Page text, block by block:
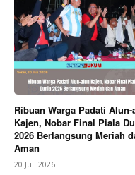
Ribuan Warga Padati Alun-
Kajen, Nobar Final Piala
2026 Berlangsung Meriah
Aman
20 Juli 2026